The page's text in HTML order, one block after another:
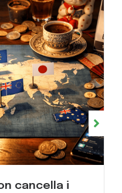
cancella i